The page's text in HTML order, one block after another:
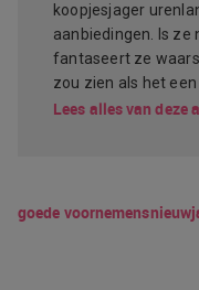
koopjesjager
aanbiedingen. Is ze
fantaseert ze
zou zien als het een
Lees alles van deze
goede voornemens